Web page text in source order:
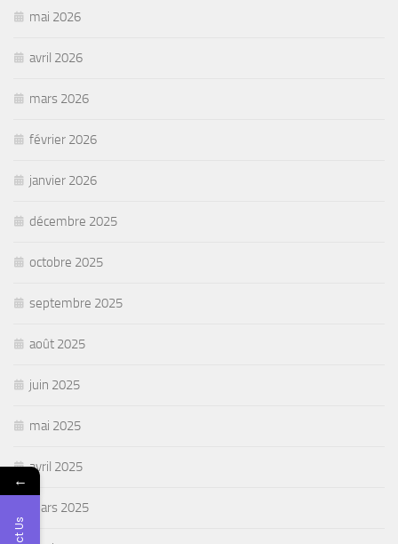
mai 2026
avril 2026
mars 2026
février 2026
janvier 2026
décembre 2025
octobre 2025
septembre 2025
août 2025
juin 2025
mai 2025
avril 2025
mars 2025
←